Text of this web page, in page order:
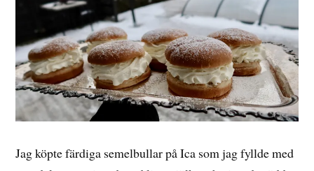
Jag köpte färdiga semelbullar på Ica som jag fyllde med